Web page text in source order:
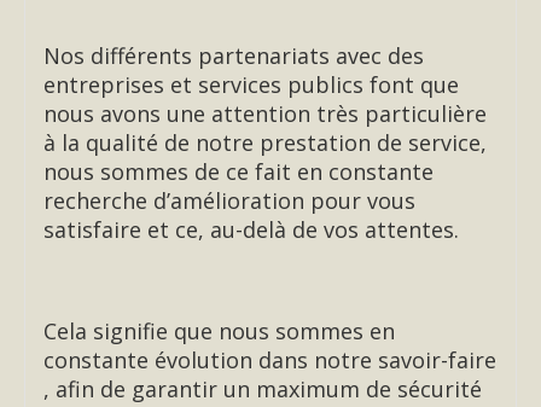
Nos différents partenariats avec des
entreprises et services publics font que
nous avons une attention très particulière
à la qualité de notre prestation de service,
nous sommes de ce fait en constante
recherche d’amélioration pour vous
satisfaire et ce, au-delà de vos attentes.
Cela signifie que nous sommes en
constante évolution dans notre savoir-faire
, afin de garantir un maximum de sécurité